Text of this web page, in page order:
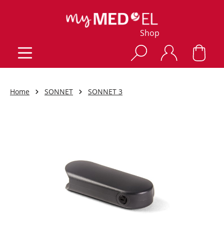
Shop
Home SONNET SONNET 3